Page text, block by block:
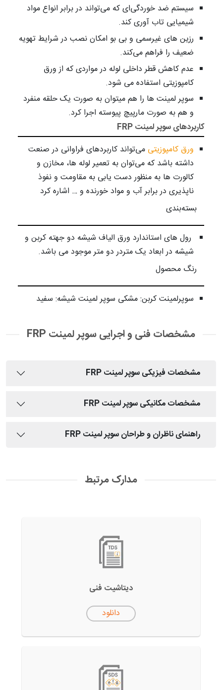
سیستم ضد خوردگی­‌ای که می­‌تواند در برابر انواع مواد
شیمیایی تاب­ آوری کند.
رزین­ های غیرسمی و بی­ بو امکان نصب در شرایط تهویه
ضعیف را فراهم می­‌کند.
عدم کاهش قطر داخلی لوله در مواردی که از ورق
کامپوزیتی استفاده می شود.
سوپر لمینت ­ها را هم می­توان به صورت یک حلقه منفرد
و هم به صورت مارپیچ پیوسته اجرا کرد.
کاربردهای سوپر لمینت FRP
ورق کامپوزیتی می‌تواند کاربردهای فراوانی در صنعت
داشته باشد که می‌توان به تعمیر لوله­ ها، مخازن و
کالورت­ ها به منظور دست یابی به مقاومت و نفوذ
ناپذیری در برابر آب و مواد خورنده و … اشاره کرد
بسته‌بندی
رول های استاندارد ورق الیاف شیشه دو جهته کربن و
شیشه در ابعاد یک متردر دو متر موجود می باشد.
رنگ محصول
سوپرلمینت کربن: مشکی سوپر لمینت شیشه: سفید
مشخصات فنی و اجرایی سوپر لمینت FRP
مشخصات فیزیکی سوپر لمینت FRP
مشخصات مکانیکی سوپر لمینت FRP
راهنمای ناظران و طراحان سوپر لمینت FRP
مدارک مرتبط
دیتاشیت فنی
دانلود